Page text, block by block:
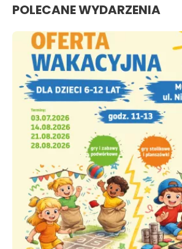
POLECANE WYDARZENIA